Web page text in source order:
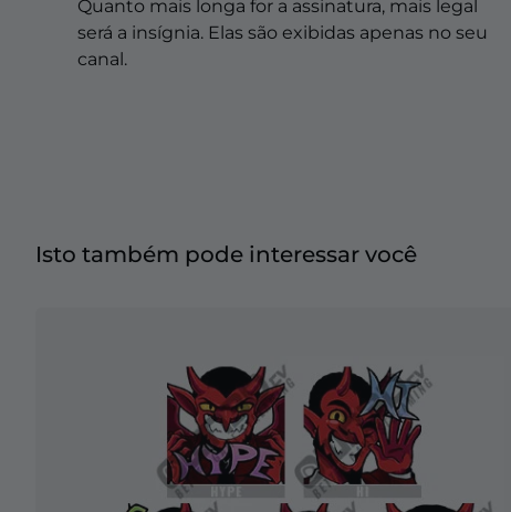
Sobreposições de halloween
Quanto mais longa for a assinatura, mais legal
será a insígnia. Elas são exibidas apenas no seu
canal.
Isto também pode interessar você